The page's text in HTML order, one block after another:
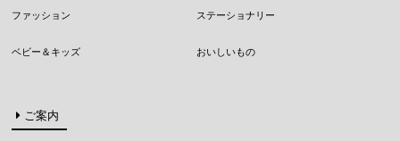
ファッション ステーショナリー
ベビー＆キッズ おいしいもの
ご案内